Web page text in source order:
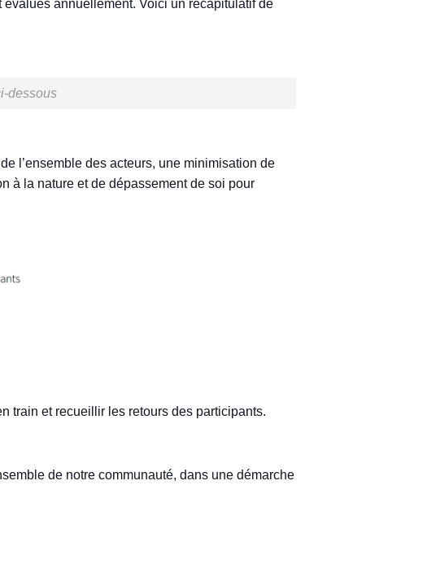
annuellement. Voici un récapitulatif de
dessous
l’ensemble des acteurs, une minimisation de
à la nature et de dépassement de soi pour
train et recueillir les retours des participants.
de notre communauté, dans une démarche